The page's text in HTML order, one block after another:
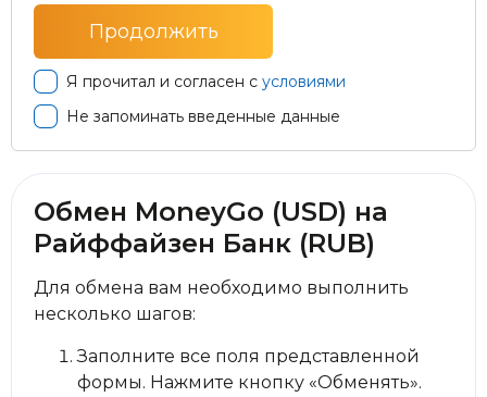
Я прочитал и согласен с условиями
Не запоминать введенные данные
Обмен MoneyGo (USD) на
Райффайзен Банк (RUB)
Для обмена вам необходимо выполнить
несколько шагов:
Заполните все поля представленной
формы. Нажмите кнопку «Обменять».